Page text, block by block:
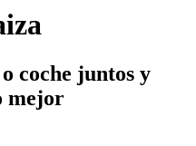
coche juntos y
mejor